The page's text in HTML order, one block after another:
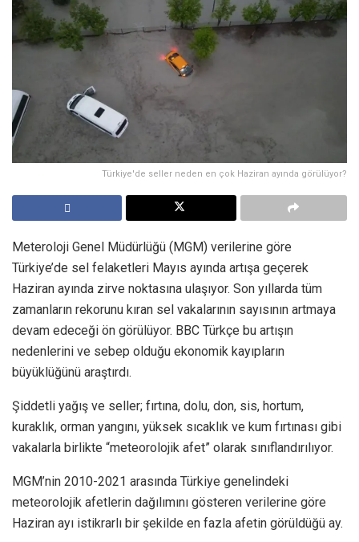
Türkiye'de seller neden en çok Haziran ayında görülüyor?
Meteroloji Genel Müdürlüğü (MGM) verilerine göre
Türkiye’de sel felaketleri Mayıs ayında artışa geçerek
Haziran ayında zirve noktasına ulaşıyor. Son yıllarda tüm
zamanların rekorunu kıran sel vakalarının sayısının artmaya
devam edeceği ön görülüyor. BBC Türkçe bu artışın
nedenlerini ve sebep olduğu ekonomik kayıpların
büyüklüğünü araştırdı.
Şiddetli yağış ve seller; fırtına, dolu, don, sis, hortum,
kuraklık, orman yangını, yüksek sıcaklık ve kum fırtınası gibi
vakalarla birlikte “meteorolojik afet” olarak sınıflandırılıyor.
MGM’nin 2010-2021 arasında Türkiye genelindeki
meteorolojik afetlerin dağılımını gösteren verilerine göre
Haziran ayı istikrarlı bir şekilde en fazla afetin görüldüğü ay.